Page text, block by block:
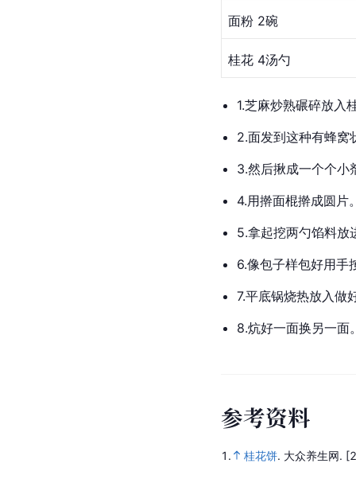
面粉 2碗
桂花 4汤勺
1.芝麻炒熟碾碎放入
2.面发到这种有蜂窝
3.然后揪成一个个小
4.用擀面棍擀成圆片
5.拿起挖两勺馅料放
6.像包子样包好用手
7.平底锅烧热放入做
8.炕好一面换另一面
参考资料
1. 桂花饼. 大众养生网.